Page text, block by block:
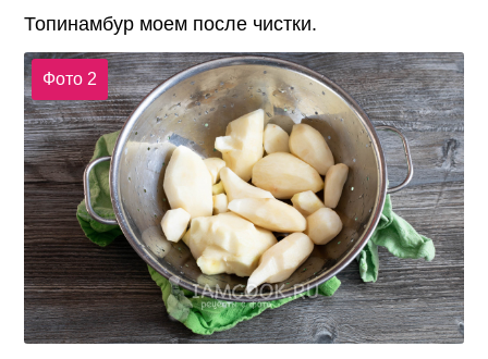
Топинамбур моем после чистки.
Фото 2